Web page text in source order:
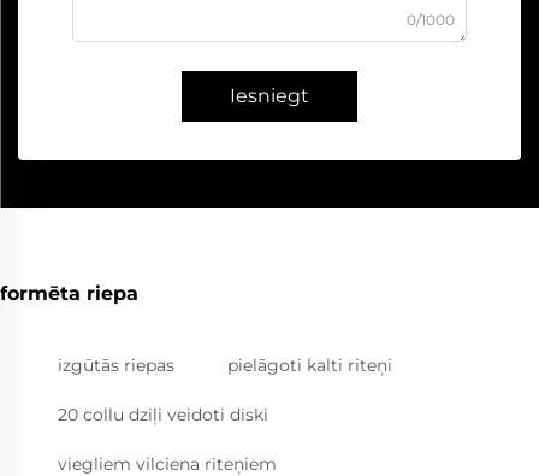
0/1000
Iesniegt
formēta riepa
izgūtās riepas pielāgoti kalti riteņi
20 collu dziļi veidoti diski
viegliem vilciena riteņiem